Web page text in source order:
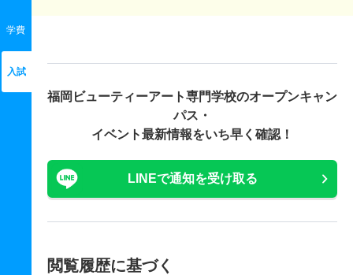
学費
入試
福岡ビューティーアート専門学校のオープンキャン
パス・
イベント最新情報をいち早く確認！
LINEで通知を受け取る
閲覧履歴に基づく